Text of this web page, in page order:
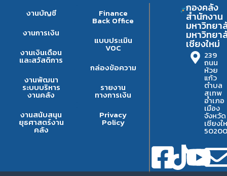
งานบัญชี
งานการเงิน
งานเงินเดือน
และสวัสดิการ
งานพัฒนา
ระบบบริหาร
งานคลัง
งานสนับสนุน
ยุธศาสตร์งาน
คลัง
Finance
Back Office
แบบประเมิน
VOC
กล่องข้อความ
รายงาน
ทางการเงิน
Privacy
Policy
กองคลัง
สำนักงาน
มหาวิทยา
มหาวิทยา
เชียงใหม่
239
ถนน
ห้วย
แก้ว
ตำบล
สุเทพ
อำเภอ
เมือง
จังหวัด
เชียงใ
50200